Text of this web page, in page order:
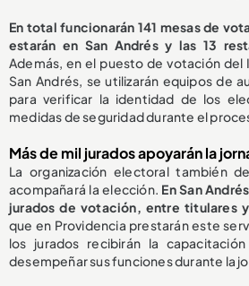
En total funcionarán 141 mesas de
estarán en San Andrés y las 13
Además, en el puesto de votación del
San Andrés, se utilizarán equipos de
para verificar la identidad de los
medidas de seguridad durante el
Más de mil jurados apoyarán la
La organización electoral también
acompañará la elección. En San
jurados de votación, entre titulares
que en Providencia prestarán este
los jurados recibirán la
desempeñar sus funciones durante la